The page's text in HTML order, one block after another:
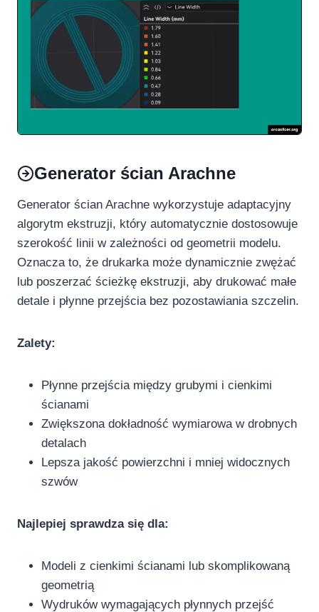
Generator ścian Arachne
Generator ścian Arachne wykorzystuje adaptacyjny
algorytm ekstruzji, który automatycznie dostosowuje
szerokość linii w zależności od geometrii modelu.
Oznacza to, że drukarka może dynamicznie zwężać
lub poszerzać ścieżkę ekstruzji, aby drukować małe
detale i płynne przejścia bez pozostawiania szczelin.
Zalety:
Płynne przejścia między grubymi i cienkimi
ścianami
Zwiększona dokładność wymiarowa w drobnych
detalach
Lepsza jakość powierzchni i mniej widocznych
szwów
Najlepiej sprawdza się dla:
Modeli z cienkimi ścianami lub skomplikowaną
geometrią
Wydruków wymagających płynnych przejść